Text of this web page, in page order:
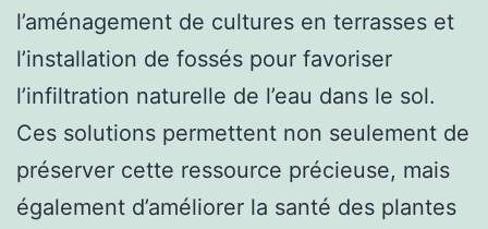
l’aménagement de cultures en terrasses et
l’installation de fossés pour favoriser
l’infiltration naturelle de l’eau dans le sol.
Ces solutions permettent non seulement de
préserver cette ressource précieuse, mais
également d’améliorer la santé des plantes